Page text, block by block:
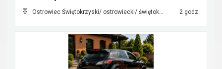
Ostrowiec Świętokrzyski/ ostrowiecki/ świętokrzyskie 2 godz.